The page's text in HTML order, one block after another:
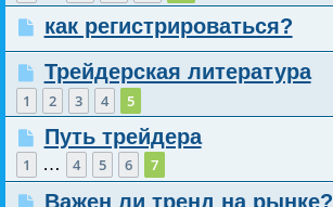
как регистрироваться?
Трейдерская литература
1 2 3 4 5
Путь трейдера
1 … 4 5 6 7
Важен ли тренд на рынке?